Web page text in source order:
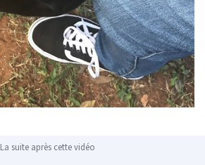
La suite après cette vidéo